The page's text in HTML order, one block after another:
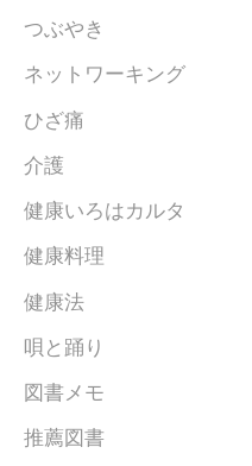
つぶやき
ネットワーキング
ひざ痛
介護
健康いろはカルタ
健康料理
健康法
唄と踊り
図書メモ
推薦図書